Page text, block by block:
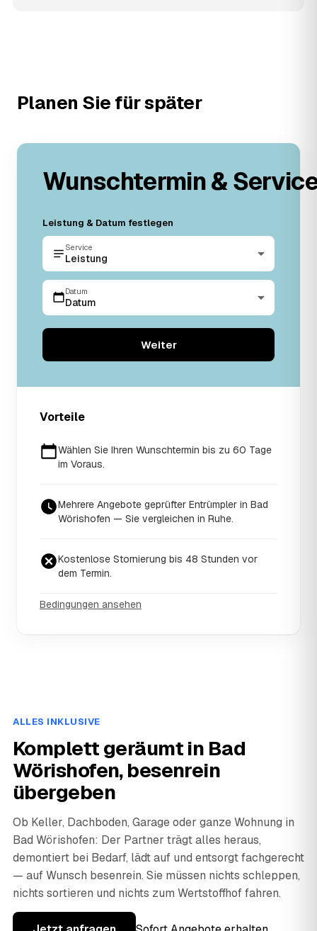
Planen Sie für später
Wunschtermin &
Leistung & Datum festlegen
Service
Leistung
Datum
Datum
Weiter
Vorteile
Wählen Sie Ihren Wunschtermin bis zu 60 Tage
im Voraus.
Mehrere Angebote geprüfter Entrümpler in Bad
Wörishofen — Sie vergleichen in Ruhe.
Kostenlose Stornierung bis 48 Stunden vor
dem Termin.
Bedingungen ansehen
ALLES INKLUSIVE
Komplett geräumt in Bad
Wörishofen, besenrein
übergeben
Ob Keller, Dachboden, Garage oder ganze Wohnung in
Bad Wörishofen: Der Partner trägt alles heraus,
demontiert bei Bedarf, lädt auf und entsorgt fachgerecht
— auf Wunsch besenrein. Sie müssen nichts schleppen,
nichts sortieren und nichts zum Wertstoffhof fahren.